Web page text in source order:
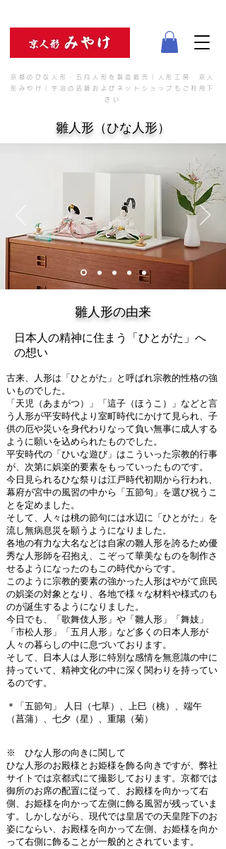
京都のひな人形・五月人形を製造販売｜人形工房 京人
形みやけ｜宇治の店舗およびネットショップもご利用下
さい
​雛人形（ひな人形）
​雛人形の由来
日本人の精神に住まう「ひとがた」へ
の想い
古来、人形は「ひとがた」と呼ばれ宗教的性格の強
いものでした。
「天児（あまがつ）」「這子（ほうこ）」などと言
う人形が平安時代より室町時代にかけて見られ、子
供の厄や災いを身代わりなって負い無事に成人する
ように願いを込められたものでした。
平安時代の「ひいな遊び」はこういった宗教的行事
が、次第に娯楽的要素をもっていったものです。
今日見られるひな祭りは江戸時代初期から行われ、
幕府が宮中の風習の中から「五節句」を選び祝うこ
とを定めました。
そして、人々は桃の節句には水辺に「ひとがた」を
流し無病息災を願うようになりました。
各地の有力な大名などは自家の雛人形を誇るため優
秀な人形師を召抱え、こぞって華美なものを制作さ
せるようになったのもこの時代からです。
このように宗教的要素の強かった人形はやがて庶民
の娯楽の対象となり、各地で様々な材料や様式のも
のが誕生するようになりました。
今日でも、「歌舞伎人形」や「雛人形」「舞妓」
「市松人形」「五月人形」など多くの日本人形が
人々の暮らしの中に息づいております。
そして、日本人は人形に特別な感情を無意識の中に
持っていて、精神文化の中に深く関わりを持ってい
るのです。
＊「五節句」 人日（七草）、上巳（桃）、端午
（菖蒲）、七夕（星）、重陽（菊）
※ ひな人形の向きに関して
ひな人形のお殿様とお姫様を飾る向きですが、弊社
サイトでは京都式にて撮影しております。京都では
御所のお席の配置に従って、お殿様を向かって右
側、お姫様を向かって左側に飾る風習が残っていま
す。しかしながら、現代では皇居での天皇陛下のお
姿にならい、お殿様を向かって左側、お姫様を向か
って右側に飾ることが一般的とされています。